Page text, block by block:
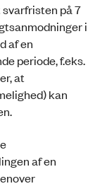
på 7
i
af en
periode, f.eks.
at
kan
af en